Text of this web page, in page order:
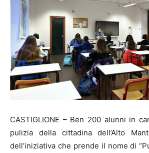
CASTIGLIONE – Ben 200 alunni in
pulizia della cittadina dell’Alto
dell’iniziativa che prende il nome di